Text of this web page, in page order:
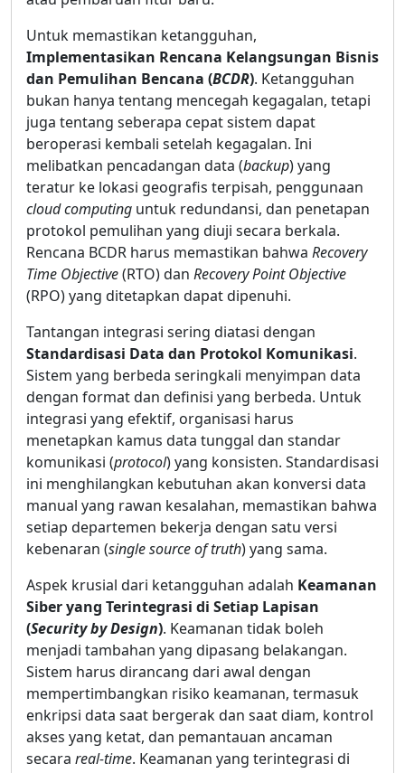
Untuk memastikan ketangguhan,
Implementasikan Rencana Kelangsungan Bisnis
dan Pemulihan Bencana (BCDR). Ketangguhan
bukan hanya tentang mencegah kegagalan, tetapi
juga tentang seberapa cepat sistem dapat
beroperasi kembali setelah kegagalan. Ini
melibatkan pencadangan data (backup) yang
teratur ke lokasi geografis terpisah, penggunaan
cloud computing untuk redundansi, dan penetapan
protokol pemulihan yang diuji secara berkala.
Rencana BCDR harus memastikan bahwa Recovery
Time Objective(RTO) dan Recovery Point Objective
(RPO) yang ditetapkan dapat dipenuhi.
Tantangan integrasi sering diatasi dengan
Standardisasi Data dan Protokol Komunikasi.
Sistem yang berbeda seringkali menyimpan data
dengan format dan definisi yang berbeda. Untuk
integrasi yang efektif, organisasi harus
menetapkan kamus data tunggal dan standar
komunikasi (protocol) yang konsisten. Standardisasi
ini menghilangkan kebutuhan akan konversi data
manual yang rawan kesalahan, memastikan bahwa
setiap departemen bekerja dengan satu versi
kebenaran (single source of truth) yang sama.
Aspek krusial dari ketangguhan adalah Keamanan
Siber yang Terintegrasi di Setiap Lapisan
(Security by Design). Keamanan tidak boleh
menjadi tambahan yang dipasang belakangan.
Sistem harus dirancang dari awal dengan
mempertimbangkan risiko keamanan, termasuk
enkripsi data saat bergerak dan saat diam, kontrol
akses yang ketat, dan pemantauan ancaman
secara real-time. Keamanan yang terintegrasi di